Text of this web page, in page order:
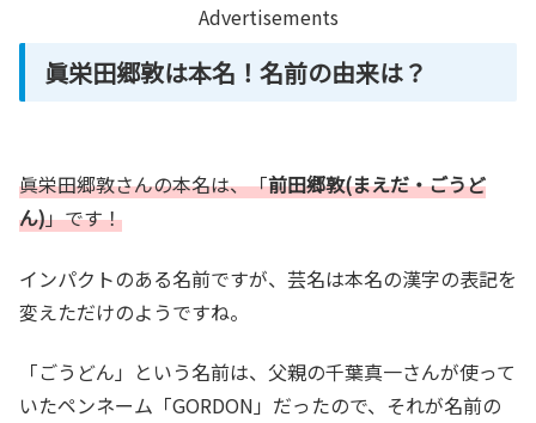
Advertisements
眞栄田郷敦は本名！名前の由来は？
眞栄田郷敦さんの本名は、「前田郷敦(まえだ・ごうど
ん)」です！
インパクトのある名前ですが、芸名は本名の漢字の表記を
変えただけのようですね。
「ごうどん」という名前は、父親の千葉真一さんが使って
いたペンネーム「GORDON」だったので、それが名前の